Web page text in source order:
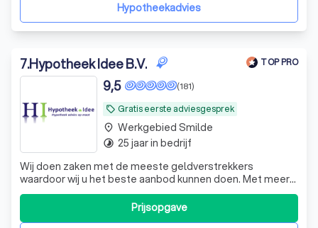
Hypotheekadvies
7.Hypotheek Idee B.V. TOP PRO
local_offer Gratis eerste adviesgesprek
(181)
9,5
Wij doen zaken met de meeste geldverstrekkers
waardoor wij u het beste aanbod kunnen doen. Met meer
dan 15 jaar ervaring bieden wij altijd een betrouwbaar
advies en een totaalpakket aan oplossingen.
Prijsopgave
place Werkgebied Smilde
timelapse 25 jaar in bedrijf